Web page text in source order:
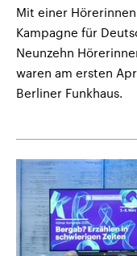
Mit einer
Kampagne für
Neunzehn
waren am ersten
Berliner Funkhaus.